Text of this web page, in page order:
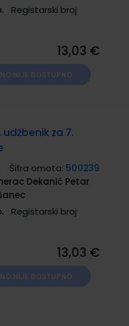
Registarski broj
13,03 €
udžbenik za 7.
Šifra omota: 500239
Dekanić Petar
Registarski broj
13,03 €